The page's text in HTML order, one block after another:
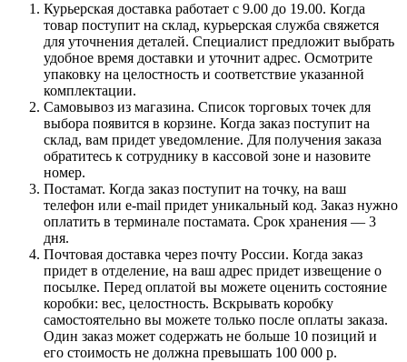
Курьерская доставка работает с 9.00 до 19.00. Когда
товар поступит на склад, курьерская служба свяжется
для уточнения деталей. Специалист предложит выбрать
удобное время доставки и уточнит адрес. Осмотрите
упаковку на целостность и соответствие указанной
комплектации.
Самовывоз из магазина. Список торговых точек для
выбора появится в корзине. Когда заказ поступит на
склад, вам придет уведомление. Для получения заказа
обратитесь к сотруднику в кассовой зоне и назовите
номер.
Постамат. Когда заказ поступит на точку, на ваш
телефон или e-mail придет уникальный код. Заказ нужно
оплатить в терминале постамата. Срок хранения — 3
дня.
Почтовая доставка через почту России. Когда заказ
придет в отделение, на ваш адрес придет извещение о
посылке. Перед оплатой вы можете оценить состояние
коробки: вес, целостность. Вскрывать коробку
самостоятельно вы можете только после оплаты заказа.
Один заказ может содержать не больше 10 позиций и
его стоимость не должна превышать 100 000 р.